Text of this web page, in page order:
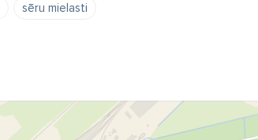
sēru mielasti